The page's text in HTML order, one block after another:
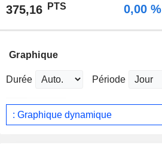
375,16 PTS 0,00 %
Graphique
Durée Période
: Graphique dynamique